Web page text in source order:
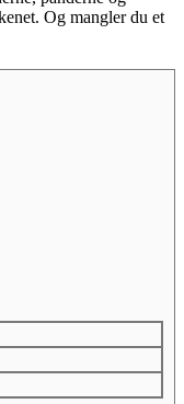
Og mangler du et